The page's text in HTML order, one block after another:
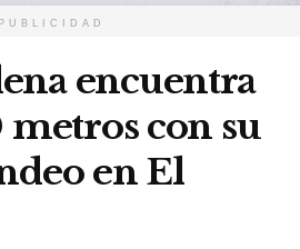
PUBLICIDAD
encuentra
metros con su
en El